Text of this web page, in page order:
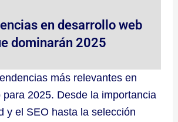
i
n
p
e
en desarrollo web
dominarán 2025
más relevantes en
2025. Desde la importancia
y el SEO hasta la selección